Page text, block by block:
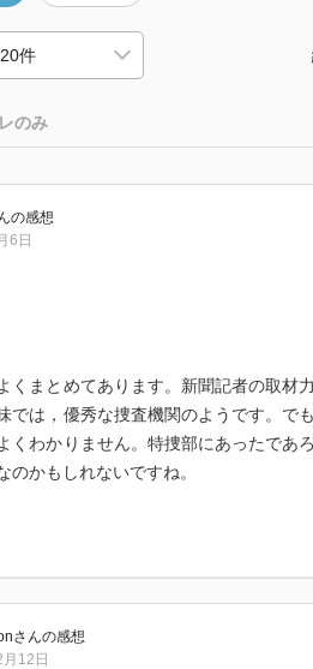
のみ
の感想
6日
くまとめてあります。新聞記者の取材
では，優秀な捜査機関のようです。で
くわかりません。特捜部にあったであ
のかもしれないですね。
さんの感想
12日